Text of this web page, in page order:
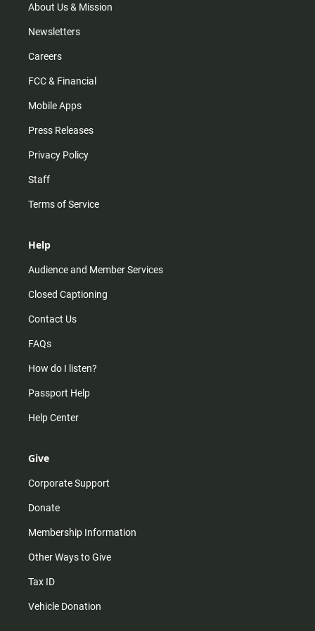
m
About Us & Mission
Newsletters
Careers
FCC & Financial
Mobile Apps
Press Releases
Privacy Policy
Staff
Terms of Service
Help
Audience and Member Services
Closed Captioning
Contact Us
FAQs
How do I listen?
Passport Help
Help Center
Give
Corporate Support
Donate
Membership Information
Other Ways to Give
Tax ID
Vehicle Donation